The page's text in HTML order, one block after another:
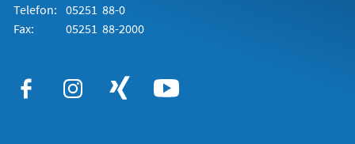
Telefon: 05251 88-0
Fax:
05251 88-2000